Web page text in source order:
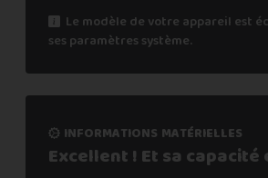
Le modèle de votre appareil est
ses paramètres système.
informations matérielles
Excellent ! Et sa capacité